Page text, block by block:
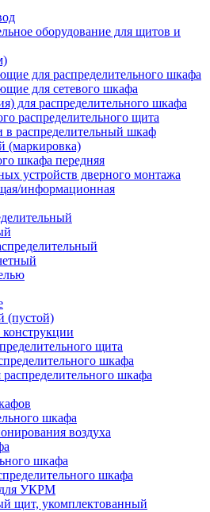
оборудование для щитов и
для распределительного шкафа
для сетевого шкафа
для распределительного шкафа
распределительного щита
в распределительный шкаф
(маркировка)
шкафа передняя
устройств дверного монтажа
информационная
(пустой)
щита
шкафа
шкафа
шкафа
воздуха
шкафа
шкафа
УКРМ
щит, укомплектованный